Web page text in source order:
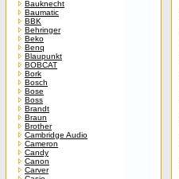
Bauknecht
Baumatic
BBK
Behringer
Beko
Benq
Blaupunkt
BOBCAT
Bork
Bosch
Bose
Boss
Brandt
Braun
Brother
Cambridge Audio
Cameron
Candy
Canon
Carver